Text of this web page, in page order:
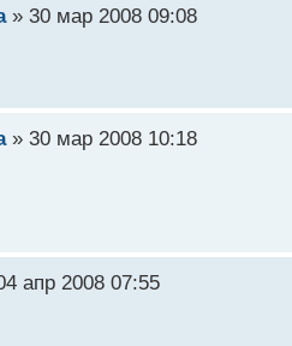
» 30 мар 2008 09:08
» 30 мар 2008 10:18
апр 2008 07:55